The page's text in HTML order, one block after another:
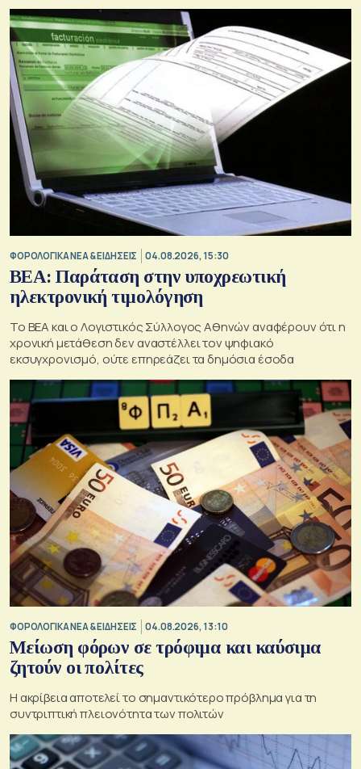
ΦΟΡΟΛΟΓΙΚΑ ΝΕΑ & EΙΔΗΣΕΙΣ 04.08.2026, 15:30
BEA: Παράταση στην υποχρεωτική
ηλεκτρονική τιμολόγηση
To BEA και ο Λογιστικός Σύλλογος Αθηνών αναφέρουν ότι η
χρονική μετάθεση δεν αναστέλλει τον ψηφιακό
εκσυγχρονισμό, ούτε επηρεάζει τα δημόσια έσοδα
ΦΟΡΟΛΟΓΙΚΑ ΝΕΑ & EΙΔΗΣΕΙΣ 04.08.2026, 13:10
Μείωση φόρων σε τρόφιμα και καύσιμα
ζητούν οι πολίτες
Η ακρίβεια αποτελεί το σημαντικότερο πρόβλημα για τη
συντριπτική πλειονότητα των πολιτών